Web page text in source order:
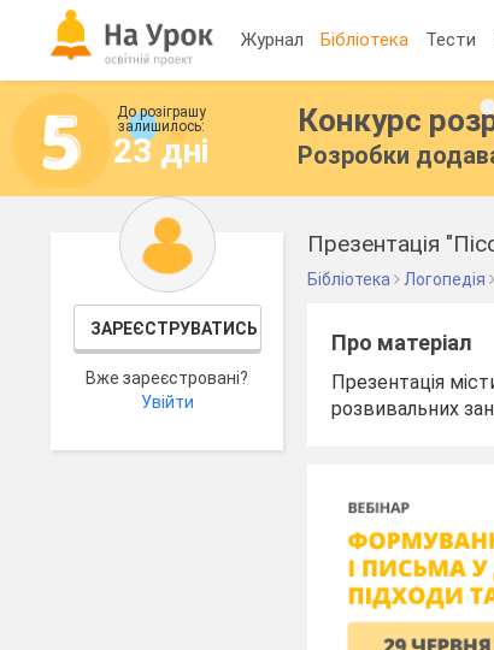
Журнал Бібліотека Тести
До розіграшу
залишилось:
23 дні
Конкурс
Розробки
ЗАРЕЄСТРУВАТИСЬ
Вже зареєстровані?
Увійти
Презентація
Бібліотека Логопедія
Про матеріал
Презентація
розвивальних